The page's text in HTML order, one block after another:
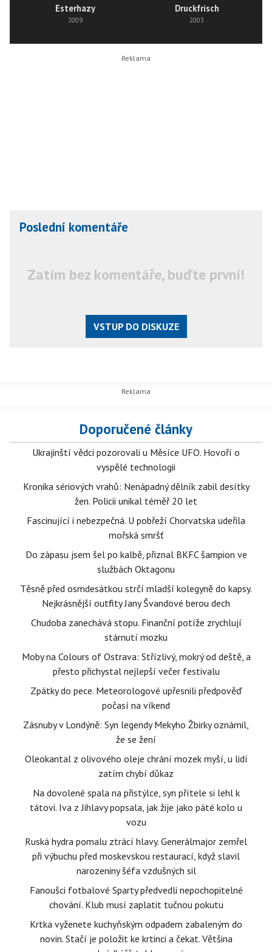
Esterhazy
2009
Druckfrisch
2003
Poslední komentáře
Zatím bez komentáře, buďte první!
VSTUP DO DISKUZE
Doporučené články
Ukrajinští vědci pozorovali u Měsíce UFO. Hovoří o
vyspělé technologii
Kronika sériových vrahů: Nenápadný dělník zabil desítky
žen. Policii unikal téměř 20 let
Fascinující i nebezpečná. U pobřeží Chorvatska udeřila
mořská smršť
Do zápasu jsem šel po kalbě, přiznal BKFC šampion ve
službách Oktagonu
Těsně před osmdesátkou strčí mladší kolegyně do kapsy.
Nejkrásnější outfity Jany Švandové berou dech
Chudoba zanechává stopu. Finanční potíže zrychlují
stárnutí mozku
Moby na Colours of Ostrava: Střízlivý, mokrý od deště, a
přesto přichystal nejlepší večer festivalu
Zpátky do pece. Meteorologové upřesnili předpověď
počasí na víkend
Zásnuby v Londýně: Syn legendy Mekyho Žbirky oznámil,
že se žení
Oleokantal z olivového oleje chrání mozek myší, u lidí
zatím chybí důkaz
Na dovolené spala na přistýlce, syn přítele si lehl k
tátovi. Iva z Jihlavy popsala, jak žije jako páté kolo u
vozu
Ruská hydra pomalu ztrácí hlavy. Generálmajor zemřel
při výbuchu před moskevskou restaurací, když slavil
narozeniny šéfa vzdušných sil
Fanoušci fotbalové Sparty předvedli nepochopitelné
chování. Klub musí zaplatit tučnou pokutu
Krtka vyženete kuchyňským odpadem zabaleným do
novin. Stačí je položit ke krtinci a čekat. Většina